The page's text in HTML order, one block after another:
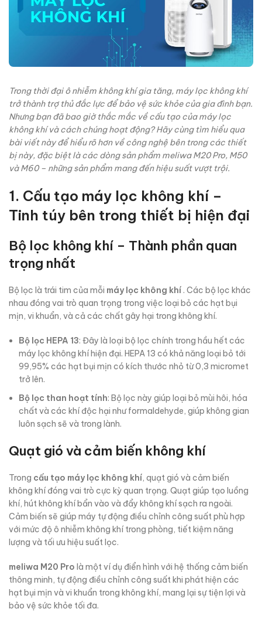
Trong thời đại ô nhiễm không khí gia tăng, máy lọc không khí
trở thành trợ thủ đắc lực để bảo vệ sức khỏe của gia đình bạn.
Nhưng bạn đã bao giờ thắc mắc về cấu tạo của máy lọc
không khí và cách chúng hoạt động? Hãy cùng tìm hiểu qua
bài viết này để hiểu rõ hơn về công nghệ bên trong các thiết
bị này, đặc biệt là các dòng sản phẩm meliwa M20 Pro, M50
và M60 – những sản phẩm mang đến hiệu suất vượt trội.
1. Cấu tạo máy lọc không khí –
Tinh túy bên trong thiết bị hiện đại
Bộ lọc không khí – Thành phần quan
trọng nhất
Bộ lọc là trái tim của mỗi máy lọc không khí . Các bộ lọc khác
nhau đóng vai trò quan trọng trong việc loại bỏ các hạt bụi
mịn, vi khuẩn, và cả các chất gây hại trong không khí.
Bộ lọc HEPA 13: Đây là loại bộ lọc chính trong hầu hết các
máy lọc không khí hiện đại. HEPA 13 có khả năng loại bỏ tới
99,95% các hạt bụi mịn có kích thước nhỏ từ 0,3 micromet
trở lên.
Bộ lọc than hoạt tính: Bộ lọc này giúp loại bỏ mùi hôi, hóa
chất và các khí độc hại như formaldehyde, giúp không gian
luôn sạch sẽ và trong lành.
Quạt gió và cảm biến không khí
Trong cấu tạo máy lọc không khí, quạt gió và cảm biến
không khí đóng vai trò cực kỳ quan trọng. Quạt giúp tạo luồng
khí, hút không khí bẩn vào và đẩy không khí sạch ra ngoài.
Cảm biến sẽ giúp máy tự động điều chỉnh công suất phù hợp
với mức độ ô nhiễm không khí trong phòng, tiết kiệm năng
lượng và tối ưu hiệu suất lọc.
meliwa M20 Pro là một ví dụ điển hình với hệ thống cảm biến
thông minh, tự động điều chỉnh công suất khi phát hiện các
hạt bụi mịn và vi khuẩn trong không khí, mang lại sự tiện lợi và
bảo vệ sức khỏe tối đa.